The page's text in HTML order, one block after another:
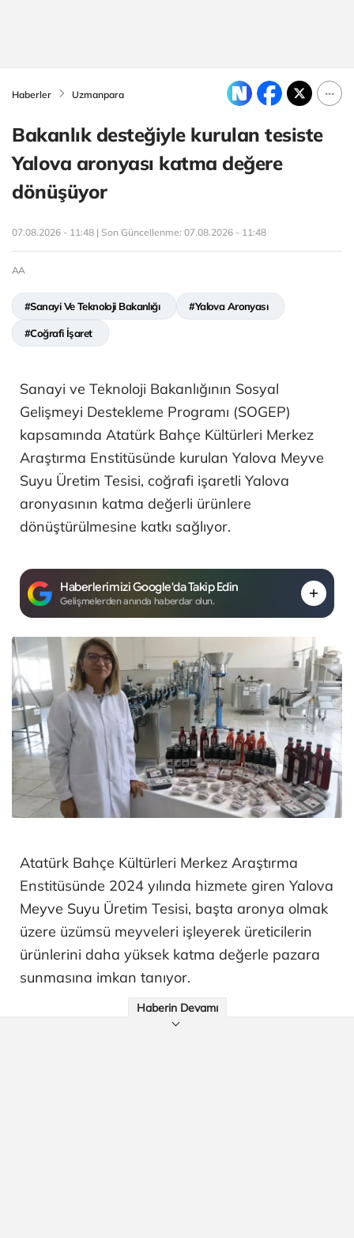
Haberler Uzmanpara
Bakanlık desteğiyle kurulan tesiste
Yalova aronyası katma değere
dönüşüyor
07.08.2026 - 11:48 | Son Güncellenme: 07.08.2026 - 11:48
AA
#Sanayi Ve Teknoloji Bakanlığı #Yalova Aronyası
#Coğrafi İşaret
Sanayi ve Teknoloji Bakanlığının Sosyal
Gelişmeyi Destekleme Programı (SOGEP)
kapsamında Atatürk Bahçe Kültürleri Merkez
Araştırma Enstitüsünde kurulan Yalova Meyve
Suyu Üretim Tesisi, coğrafi işaretli Yalova
aronyasının katma değerli ürünlere
dönüştürülmesine katkı sağlıyor.
Haberlerimizi Google'da Takip Edin
Gelişmelerden anında haberdar olun.
Atatürk Bahçe Kültürleri Merkez Araştırma
Enstitüsünde 2024 yılında hizmete giren Yalova
Meyve Suyu Üretim Tesisi, başta aronya olmak
üzere üzümsü meyveleri işleyerek üreticilerin
ürünlerini daha yüksek katma değerle pazara
sunmasına imkan tanıyor.
Haberin Devamı